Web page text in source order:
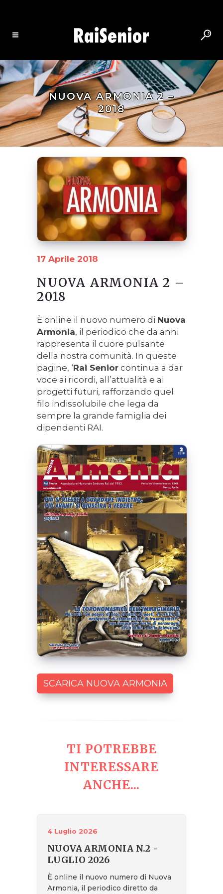
NUOVA ARMONIA 2 –
2018
17 Aprile 2018
NUOVA ARMONIA 2 –
2018
È online il nuovo numero di Nuova
Armonia, il periodico che da anni
rappresenta il cuore pulsante
della nostra comunità. In queste
pagine, ‘Rai Senior continua a dar
voce ai ricordi, all’attualità e ai
progetti futuri, rafforzando quel
filo indissolubile che lega da
sempre la grande famiglia dei
dipendenti RAI.
SCARICA NUOVA ARMONIA
TI POTREBBE
INTERESSARE
ANCHE...
4 Luglio 2026
NUOVA ARMONIA N.2 -
LUGLIO 2026
È online il nuovo numero di Nuova
Armonia, il periodico diretto da